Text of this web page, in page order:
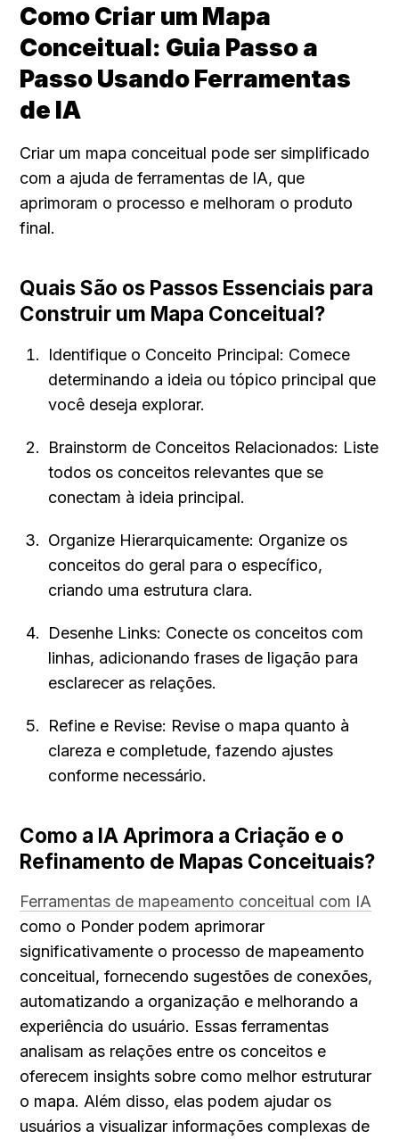
Como Criar um Mapa
Conceitual: Guia Passo a
Passo Usando Ferramentas
de IA
Criar um mapa conceitual pode ser simplificado
com a ajuda de ferramentas de IA, que
aprimoram o processo e melhoram o produto
final.
Quais São os Passos Essenciais para
Construir um Mapa Conceitual?
Identifique o Conceito Principal: Comece
determinando a ideia ou tópico principal que
você deseja explorar.
Brainstorm de Conceitos Relacionados: Liste
todos os conceitos relevantes que se
conectam à ideia principal.
Organize Hierarquicamente: Organize os
conceitos do geral para o específico,
criando uma estrutura clara.
Desenhe Links: Conecte os conceitos com
linhas, adicionando frases de ligação para
esclarecer as relações.
Refine e Revise: Revise o mapa quanto à
clareza e completude, fazendo ajustes
conforme necessário.
Como a IA Aprimora a Criação e o
Refinamento de Mapas Conceituais?
Ferramentas de mapeamento conceitual com IA
como o Ponder podem aprimorar
significativamente o processo de mapeamento
conceitual, fornecendo sugestões de conexões,
automatizando a organização e melhorando a
experiência do usuário. Essas ferramentas
analisam as relações entre os conceitos e
oferecem insights sobre como melhor estruturar
o mapa. Além disso, elas podem ajudar os
usuários a visualizar informações complexas de